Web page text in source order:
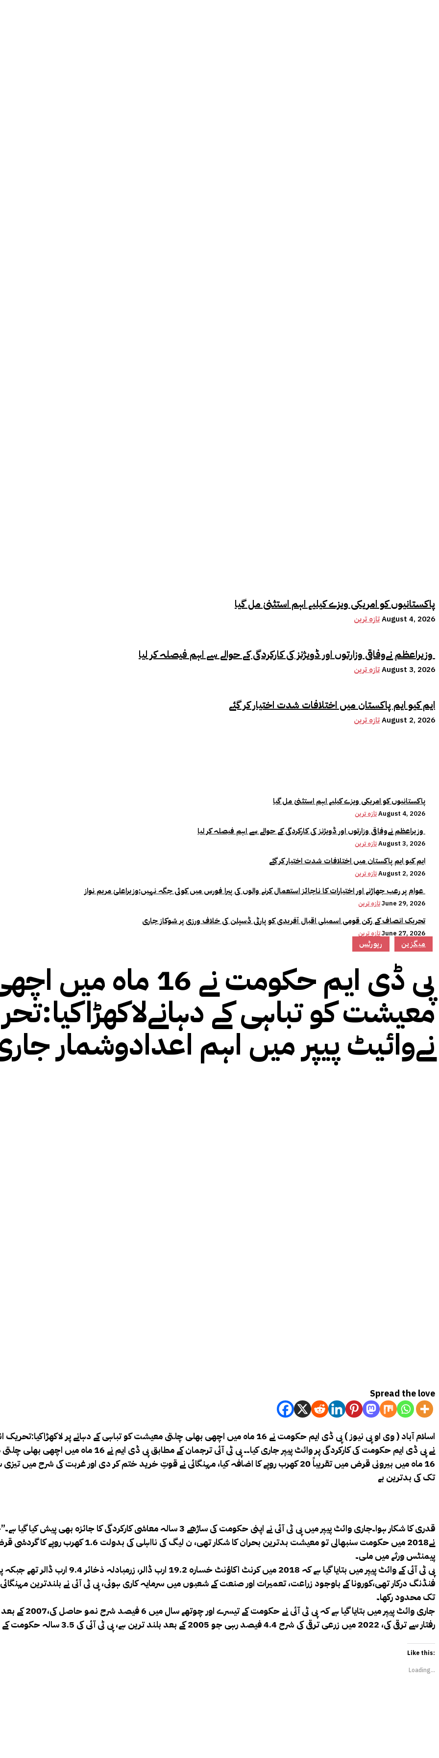
پاکستانیوں کو امریکی ویزے کیلیے اہم استثنیٰ مل گیا
تازہ ترینAugust 4, 2026
وزیراعظم نےوفاقی وزارتوں اور ڈویژنز کی کارکردگی کے حوالے سے اہم فیصلہ کر لیا
تازہ ترینAugust 3, 2026
ایم کیو ایم پاکستان میں اختلافات شدت اختیار کر گئے
تازہ ترینAugust 2, 2026
پاکستانیوں کو امریکی ویزے کیلیے اہم استثنیٰ مل گیا
تازہ ترینAugust 4, 2026
تازہ ترینAugust 3, 2026
ایم کیو ایم پاکستان میں اختلافات شدت اختیار کر گئے
تازہ ترینAugust 2, 2026
تازہ ترینJune 29, 2026
تحریک انصاف کے رکن قومی اسمبلی اقبال آفریدی کو پارٹی ڈسپلن کی خلاف ورزی پر شوکاز جاری
تازہ ترینJune 27, 2026
رپورٹس میگزین
پی ڈی ایم حکومت نے 16
معیشت کو تباہی کے
نےوائیٹ پیپر میں اہم اعدادوشمار
Spread the love
اسلام آباد ( وی او پی نیوز ) پی ڈی ایم حکومت نے 16 ماہ میں اچھی بھلی چلتی معیشت کو تباہی کے
نے پی ڈی ایم حکومت کی کارکردگی پر وائٹ پیپر جاری
تک کی بدترین بے
قدری کا شکار ہوا۔جاری وائٹ پیپر میں پی ٹی آئی نے اپنی حکومت کی ساڑھے 3 سالہ
پیمنٹس ورثے میں ملی۔
تک محدود رکھا۔
رفتار سے ترقی کی، 2022 میں زرعی ترقی کی شرح 4.4 فیصد رہی جو 2005 کے بعد بلند ترین ہے، پی ٹی آئی کی 3.5 سالہ حکومت کے دوران اوسط شرح نمو 5.7 فیصد رہی۔
Like this:
Loading...